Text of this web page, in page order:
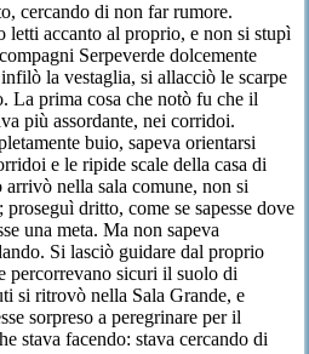
cercando di non far rumore.
letti accanto al proprio, e non si stupì
Serpeverde dolcemente
la vestaglia, si allacciò le scarpe
La prima cosa che notò fu che il
più assordante, nei corridoi.
buio, sapeva orientarsi
e le ripide scale della casa di
arrivò nella sala comune, non si
dritto, come se sapesse dove
una meta. Ma non sapeva
Si lasciò guidare dal proprio
percorrevano sicuri il suolo di
si ritrovò nella Sala Grande, e
sorpreso a peregrinare per il
stava facendo: stava cercando di